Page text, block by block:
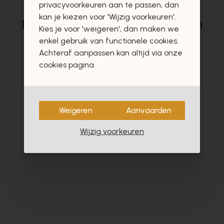
Deze producten zullen u zeker en
vast ook interesseren
privacyvoorkeuren aan te passen, dan
kan je kiezen voor 'Wijzig voorkeuren'.
Kies je voor 'weigeren', dan maken we
enkel gebruik van functionele cookies.
Achteraf aanpassen kan altijd via onze
cookies pagina.
Weigeren Aanvaarden
Wijzig voorkeuren